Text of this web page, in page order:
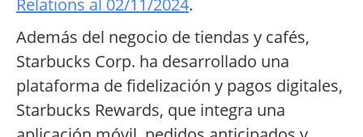
Relations al 02/11/2024.
Además del negocio de tiendas y cafés,
Starbucks Corp. ha desarrollado una
plataforma de fidelización y pagos digitales,
Starbucks Rewards, que integra una